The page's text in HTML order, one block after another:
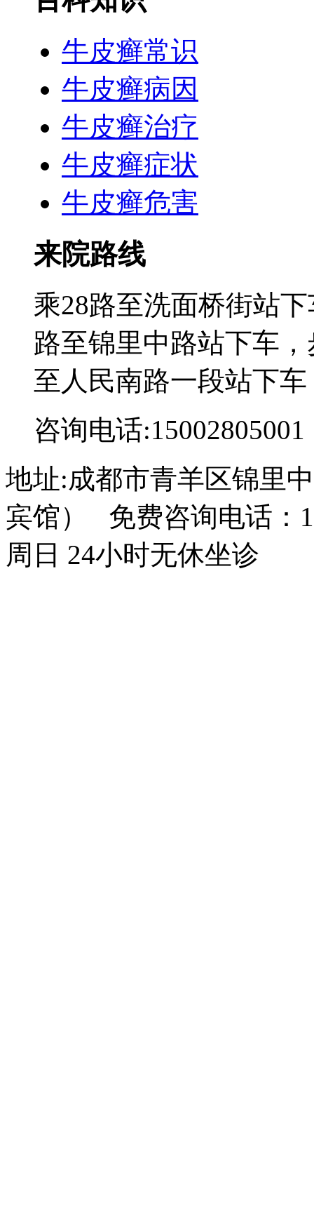
牛皮癣常识
牛皮癣病因
牛皮癣治疗
牛皮癣症状
牛皮癣危害
来院路线
乘28路至洗面桥街站
路至锦里中路站下车
至人民南路一段站下
咨询电话:15002805001
地址:成都市青羊区锦里
宾馆） 免费咨询电话：
周日 24小时无休坐诊